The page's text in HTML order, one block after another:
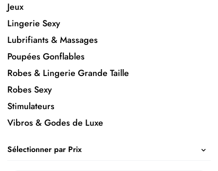
Jeux
Lingerie Sexy
Lubrifiants & Massages
Poupées Gonflables
Robes & Lingerie Grande Taille
Robes Sexy
Stimulateurs
Vibros & Godes de Luxe
Sélectionner par Prix